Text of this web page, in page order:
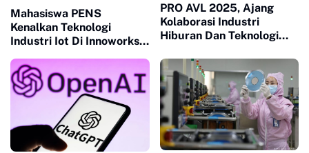
Mahasiswa PENS
Kenalkan Teknologi
Industri Iot Di Innoworks
PRO AVL 2025, Ajang
Kolaborasi Industri
Hiburan Dan Teknologi